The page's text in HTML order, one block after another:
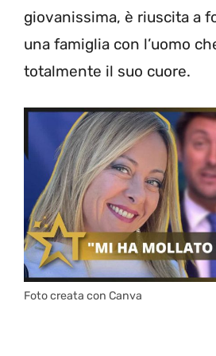
giovanissima, è riuscita a
una famiglia con l’uomo
totalmente il suo cuore.
Foto creata con Canva